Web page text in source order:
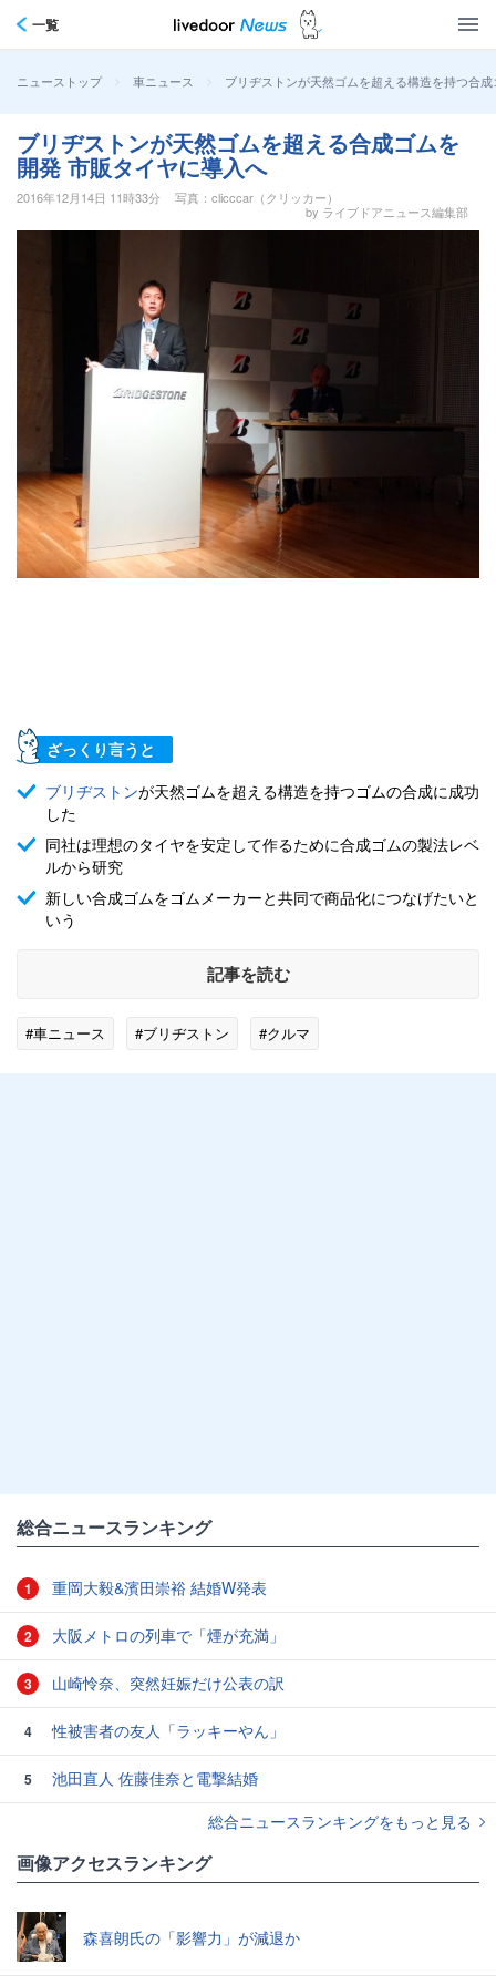
一覧
ニューストップ > 車ニュース > ブリヂストンが天然ゴムを超える構造を持つ合
ブリヂストンが天然ゴムを超える合成ゴムを
開発 市販タイヤに導入へ
2016年12月14日 11時33分
写真：clicccar（クリッカー）
by ライブドアニュース編集部
ざっくり言うと
ブリヂストンが天然ゴムを超える構造を持つゴムの合成に成功
した
同社は理想のタイヤを安定して作るために合成ゴムの製法レベ
ルから研究
新しい合成ゴムをゴムメーカーと共同で商品化につなげたいと
いう
記事を読む
#車ニュース #ブリヂストン #クルマ
総合ニュースランキング
1 重岡大毅&濱田崇裕 結婚W発表
2 大阪メトロの列車で「煙が充満」
3 山崎怜奈、突然妊娠だけ公表の訳
4 性被害者の友人「ラッキーやん」
5
池田直人 佐藤佳奈と電撃結婚
総合ニュースランキングをもっと見る
画像アクセスランキング
森喜朗氏の「影響力」が減退か